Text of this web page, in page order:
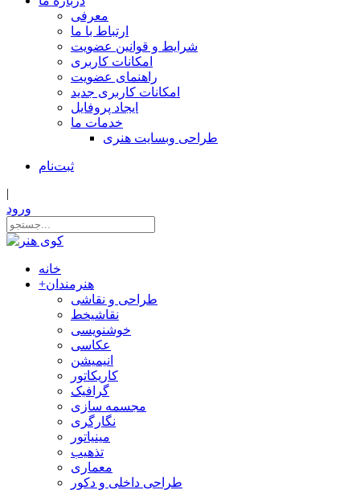
معرفی
ارتباط با ما
شرایط و قوانین عضویت
امکانات کاربری
راهنمای عضویت
امکانات کاربری جدید
ایجاد پروفایل
خدمات ما
طراحی وبسایت هنری
ثبت‌نام
|
ورود
خانه
+هنرمندان
طراحی و نقاشی
نقاشیخط
خوشنویسی
عکاسی
انیمیشن
کاریکاتور
گرافیک
مجسمه سازی
نگارگری
مینیاتور
تذهیب
معماری
طراحی داخلی و دکور